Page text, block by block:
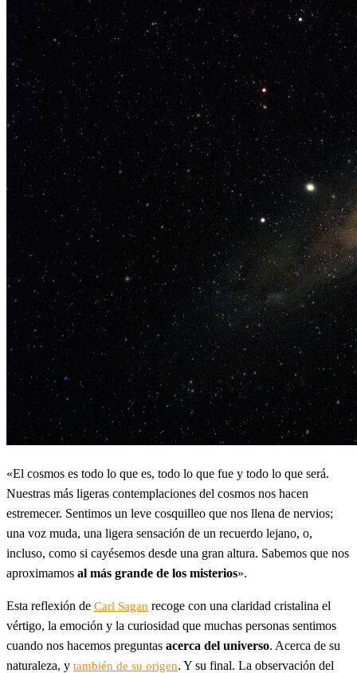
«El cosmos es todo lo que es, todo lo que fue y todo lo que será.
Nuestras más ligeras contemplaciones del cosmos nos hacen
estremecer. Sentimos un leve cosquilleo que nos llena de nervios;
una voz muda, una ligera sensación de un recuerdo lejano, o,
incluso, como si cayésemos desde una gran altura. Sabemos que nos
aproximamos al más grande de los misterios».
Esta reflexión de Carl Sagan recoge con una claridad cristalina el
vértigo, la emoción y la curiosidad que muchas personas sentimos
cuando nos hacemos preguntas acerca del universo. Acerca de su
naturaleza, y también de su origen. Y su final. La observación del